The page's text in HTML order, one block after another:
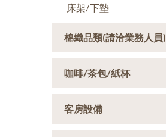
床架/下墊
棉織品類(請洽業務人員)
咖啡/茶包/紙杯
客房設備